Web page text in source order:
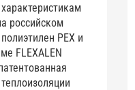
российском
PEX и
FLEXALEN